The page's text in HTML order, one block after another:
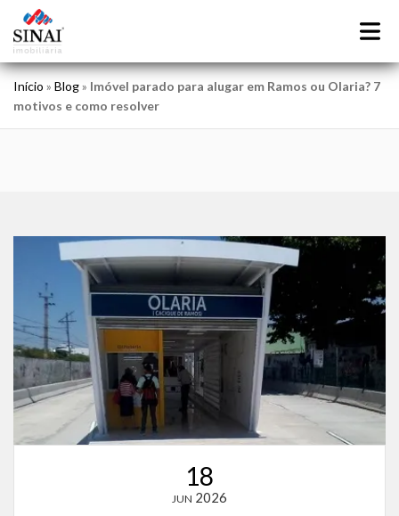
Início » Blog» Imóvel parado para alugar em Ramos ou Olaria? 7
motivos e como resolver
18
JUN 2026